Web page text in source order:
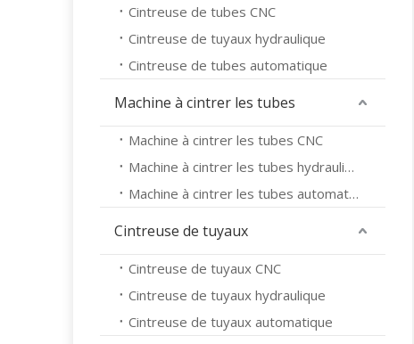
Cintreuse de tubes CNC
Cintreuse de tuyaux hydraulique
Cintreuse de tubes automatique
Machine à cintrer les tubes
Machine à cintrer les tubes CNC
Machine à cintrer les tubes hydrauliques
Machine à cintrer les tubes automatique
Cintreuse de tuyaux
Cintreuse de tuyaux CNC
Cintreuse de tuyaux hydraulique
Cintreuse de tuyaux automatique